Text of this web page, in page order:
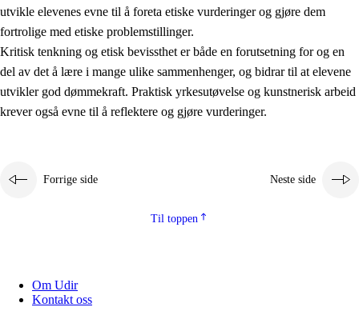
utvikle elevenes evne til å foreta etiske vurderinger og gjøre dem
fortrolige med etiske problemstillinger.
Kritisk tenkning og etisk bevissthet er både en forutsetning for og en
del av det å lære i mange ulike sammenhenger, og bidrar til at elevene
utvikler god dømmekraft. Praktisk yrkesutøvelse og kunstnerisk arbeid
krever også evne til å reflektere og gjøre vurderinger.
Forrige side Neste side
Til toppen
Om Udir
Kontakt oss